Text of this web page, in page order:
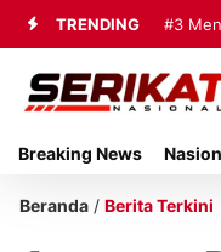
TRENDING #3
Breaking News
Beranda / Berita Terkini